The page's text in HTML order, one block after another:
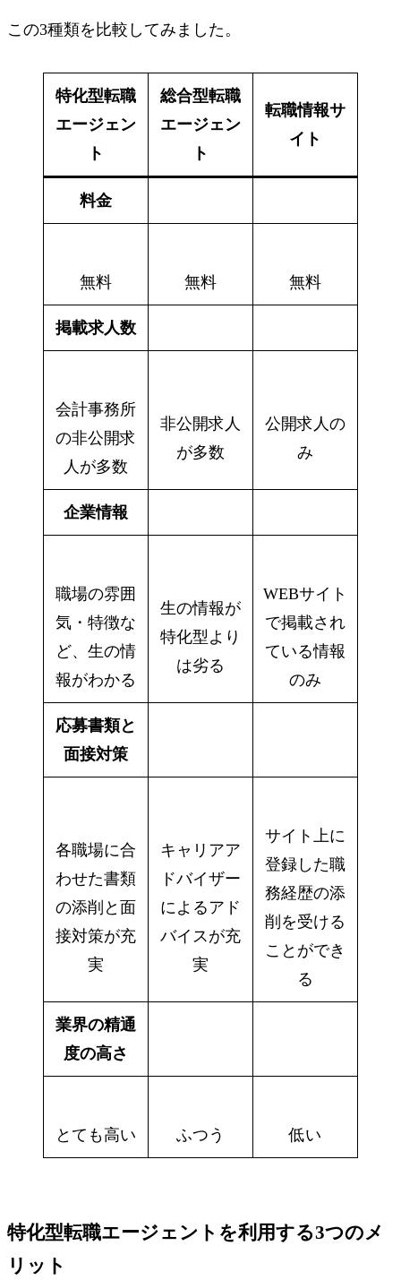
この3種類を比較してみました。
特化型転職
エージェン
ト
総合型転職
エージェン
ト
転職情報サ
イト
料金
無料 無料 無料
掲載求人数
会計事務所
の非公開求
人が多数
非公開求人
が多数
公開求人の
み
企業情報
職場の雰囲
気・特徴な
ど、生の情
報がわかる
生の情報が
特化型より
は劣る
WEBサイト
で掲載され
ている情報
のみ
応募書類と
面接対策
各職場に合
わせた書類
の添削と面
接対策が充
実
キャリアア
ドバイザー
によるアド
バイスが充
実
サイト上に
登録した職
務経歴の添
削を受ける
ことができ
る
業界の精通
度の高さ
とても高い ふつう 低い
特化型転職エージェントを利用する3つのメ
リット